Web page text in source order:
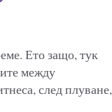
Ето защо, тук
между
след плуване,